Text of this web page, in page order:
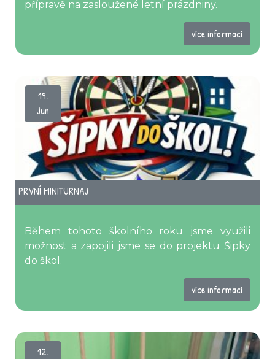
přípravě na zasloužené letní prázdniny.
více informací
19.
Jun
PRVNÍ MINITURNAJ
Během tohoto školního roku jsme využili
možnost a zapojili jsme se do projektu Šipky
do škol.
více informací
12.